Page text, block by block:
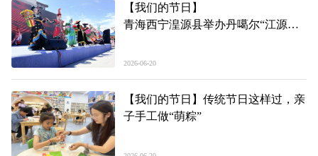
【我们的节日】
青海西宁湟源县举办丹噶尔“江源巧
2026-06-20
【我们的节日】传统节日这样过，亲
子手工做“萌粽”